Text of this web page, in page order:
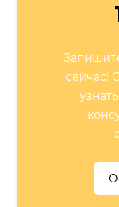
сейчас!